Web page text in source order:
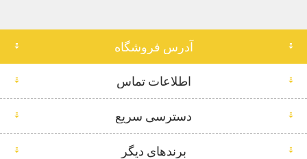
آدرس فروشگاه
اطلاعات تماس
دسترسی سریع
برندهای دیگر